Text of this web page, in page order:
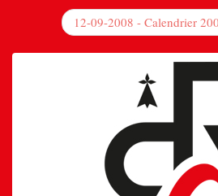
12-09-2008 - Calendrier